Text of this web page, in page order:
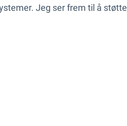
Jeg ser frem til å støtte